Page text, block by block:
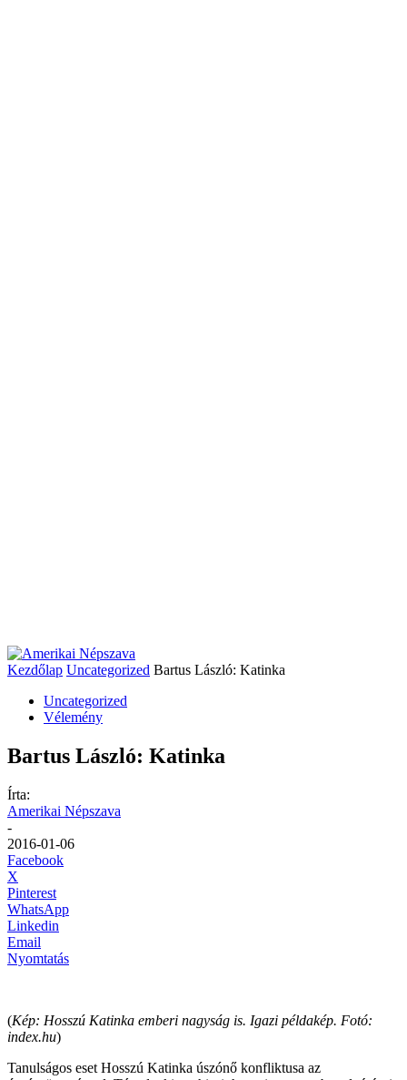
Kezdőlap Uncategorized Bartus László: Katinka
Uncategorized
Vélemény
Bartus László: Katinka
Írta:
Amerikai Népszava
-
2016-01-06
Facebook
X
Pinterest
WhatsApp
Linkedin
Email
Nyomtatás
(Kép: Hosszú Katinka emberi nagyság is. Igazi példakép. Fotó:
index.hu)
Tanulságos eset Hosszú Katinka úszónő konfliktusa az